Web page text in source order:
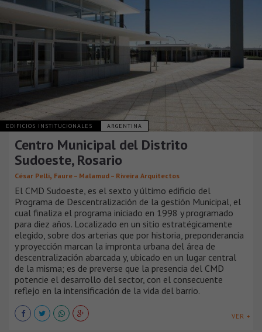
EDIFICIOS INSTITUCIONALES ARGENTINA
Centro Municipal del Distrito
Sudoeste, Rosario
César Pelli, Faure – Malamud – Riveira Arquitectos
El CMD Sudoeste, es el sexto y último edificio del
Programa de Descentralización de la gestión Municipal, el
cual finaliza el programa iniciado en 1998 y programado
para diez años. Localizado en un sitio estratégicamente
elegido, sobre dos arterias que por historia, preponderancia
y proyección marcan la impronta urbana del área de
descentralización abarcada y, ubicado en un lugar central
de la misma; es de preverse que la presencia del CMD
potencie el desarrollo del sector, con el consecuente
reflejo en la intensificación de la vida del barrio.
VER +